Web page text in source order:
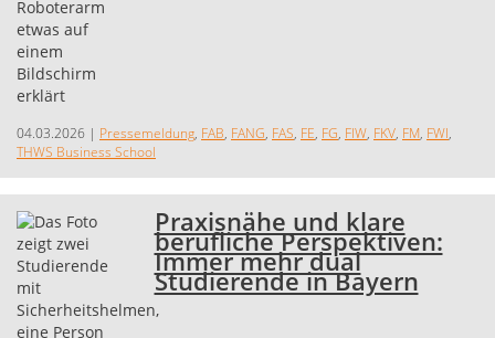
04.03.2026 | Pressemeldung, FAB, FANG, FAS, FE, FG, FIW, FKV, FM, FWI,
THWS Business School
Praxisnähe und klare
berufliche Perspektiven:
Immer mehr dual
Studierende in Bayern